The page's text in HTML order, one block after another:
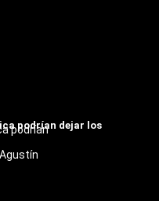
podrían dejar los
podrían